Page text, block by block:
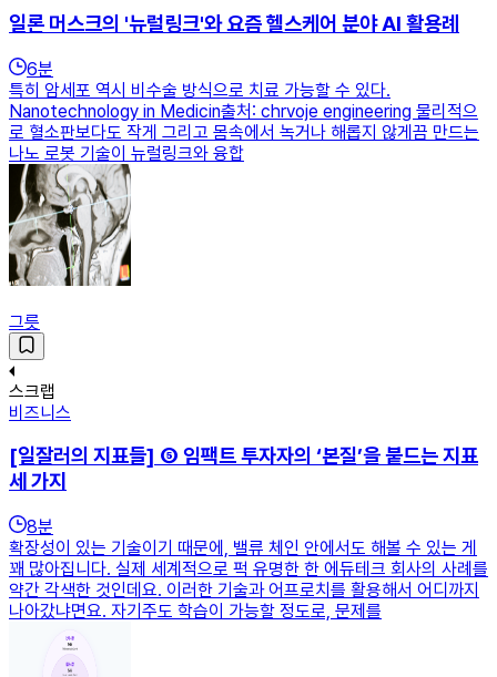
일론 머스크의 '뉴럴링크'와 요즘 헬스케어 분야 AI 활용례
6분
특히 암세포 역시 비수술 방식으로 치료 가능할 수 있다.
Nanotechnology in Medicin출처: chrvoje engineering 물리적으
로 혈소판보다도 작게 그리고 몸속에서 녹거나 해롭지 않게끔 만드는
나노 로봇 기술이 뉴럴링크와 융합
그릇
스크랩
비즈니스
[일잘러의 지표들] ⑤ 임팩트 투자자의 ‘본질’을 붙드는 지표
세 가지
8분
확장성이 있는 기술이기 때문에, 밸류 체인 안에서도 해볼 수 있는 게
꽤 많아집니다. 실제 세계적으로 퍽 유명한 한 에듀테크 회사의 사례를
약간 각색한 것인데요. 이러한 기술과 어프로치를 활용해서 어디까지
나아갔냐면요. 자기주도 학습이 가능할 정도로, 문제를